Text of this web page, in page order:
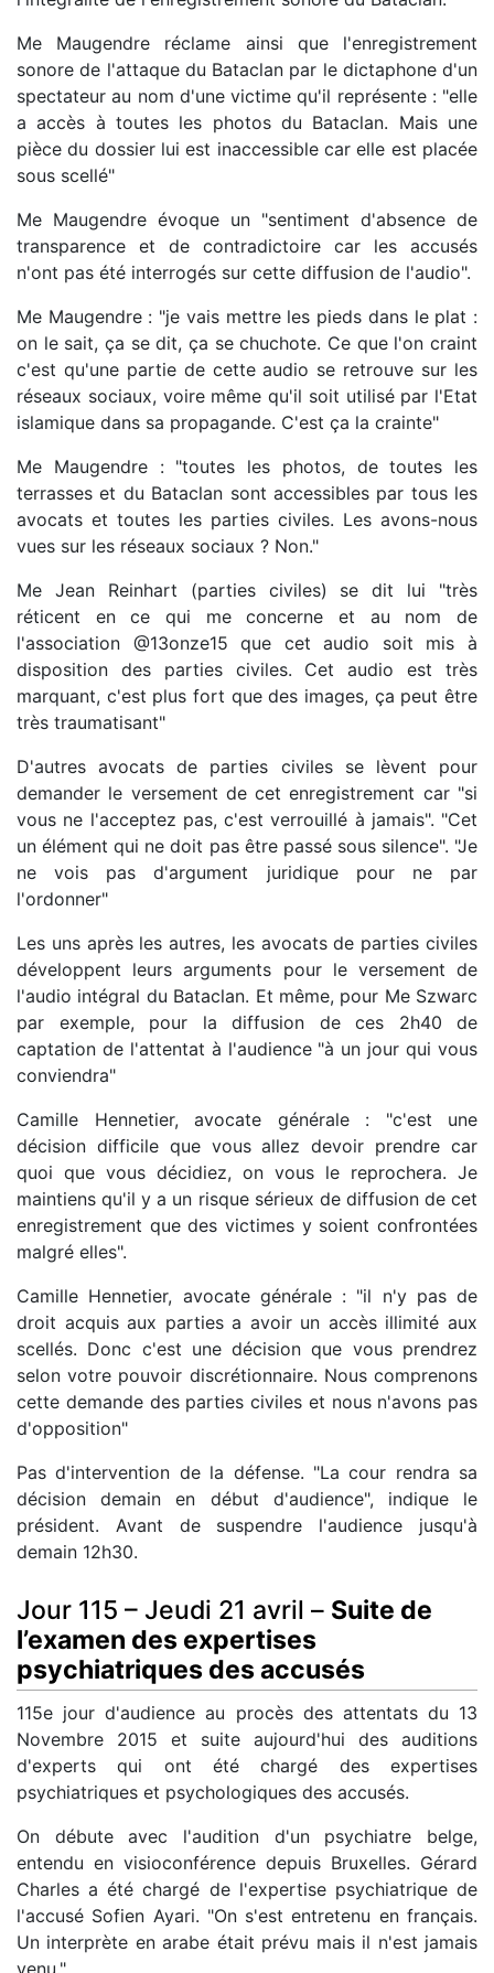
Me Maugendre réclame ainsi que l'enregistrement
sonore de l'attaque du Bataclan par le dictaphone d'un
spectateur au nom d'une victime qu'il représente : "elle
a accès à toutes les photos du Bataclan. Mais une
pièce du dossier lui est inaccessible car elle est placée
sous scellé"
Me Maugendre évoque un "sentiment d'absence de
transparence et de contradictoire car les accusés
n'ont pas été interrogés sur cette diffusion de l'audio".
Me Maugendre : "je vais mettre les pieds dans le plat :
on le sait, ça se dit, ça se chuchote. Ce que l'on craint
c'est qu'une partie de cette audio se retrouve sur les
réseaux sociaux, voire même qu'il soit utilisé par l'Etat
islamique dans sa propagande. C'est ça la crainte"
Me Maugendre : "toutes les photos, de toutes les
terrasses et du Bataclan sont accessibles par tous les
avocats et toutes les parties civiles. Les avons-nous
vues sur les réseaux sociaux ? Non."
Me Jean Reinhart (parties civiles) se dit lui "très
réticent en ce qui me concerne et au nom de
l'association @13onze15 que cet audio soit mis à
disposition des parties civiles. Cet audio est très
marquant, c'est plus fort que des images, ça peut être
très traumatisant"
D'autres avocats de parties civiles se lèvent pour
demander le versement de cet enregistrement car "si
vous ne l'acceptez pas, c'est verrouillé à jamais". "Cet
un élément qui ne doit pas être passé sous silence". "Je
ne vois pas d'argument juridique pour ne par
l'ordonner"
Les uns après les autres, les avocats de parties civiles
développent leurs arguments pour le versement de
l'audio intégral du Bataclan. Et même, pour Me Szwarc
par exemple, pour la diffusion de ces 2h40 de
captation de l'attentat à l'audience "à un jour qui vous
conviendra"
Camille Hennetier, avocate générale : "c'est une
décision difficile que vous allez devoir prendre car
quoi que vous décidiez, on vous le reprochera. Je
maintiens qu'il y a un risque sérieux de diffusion de cet
enregistrement que des victimes y soient confrontées
malgré elles".
Camille Hennetier, avocate générale : "il n'y pas de
droit acquis aux parties a avoir un accès illimité aux
scellés. Donc c'est une décision que vous prendrez
selon votre pouvoir discrétionnaire. Nous comprenons
cette demande des parties civiles et nous n'avons pas
d'opposition"
Pas d'intervention de la défense. "La cour rendra sa
décision demain en début d'audience", indique le
président. Avant de suspendre l'audience jusqu'à
demain 12h30.
Jour 115 – Jeudi 21 avril – Suite de
l’examen des expertises
psychiatriques des accusés
115e jour d'audience au procès des attentats du 13
Novembre 2015 et suite aujourd'hui des auditions
d'experts qui ont été chargé des expertises
psychiatriques et psychologiques des accusés.
On débute avec l'audition d'un psychiatre belge,
entendu en visioconférence depuis Bruxelles. Gérard
Charles a été chargé de l'expertise psychiatrique de
l'accusé Sofien Ayari. "On s'est entretenu en français.
Un interprète en arabe était prévu mais il n'est jamais
venu."